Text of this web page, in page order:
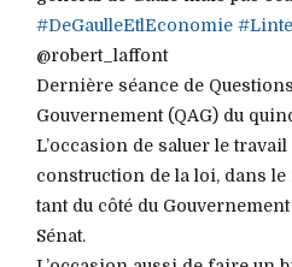
#DeGaulleEtlEconomie
@robert_laffont
Dernière séance de Questions
Gouvernement (QAG) du
L’occasion de saluer le
construction de la loi, dans
tant du côté du
Sénat.